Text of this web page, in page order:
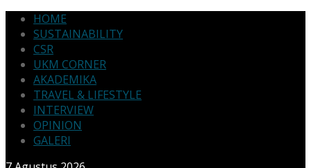
HOME
SUSTAINABILITY
CSR
UKM CORNER
AKADEMIKA
TRAVEL & LIFESTYLE
INTERVIEW
OPINION
GALERI